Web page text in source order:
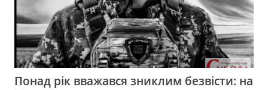
Понад рік вважався зниклим безвісти: на